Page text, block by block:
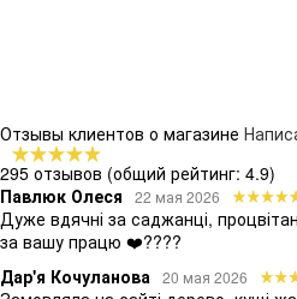
Отзывы клиентов о магазине
295 отзывов (общий рейтинг: 4.9)
Павлюк Олеся
22 мая 2026
Дуже вдячні за саджанці,
за вашу працю ❤️????
Дар'я Кочуланова 20 мая 2026